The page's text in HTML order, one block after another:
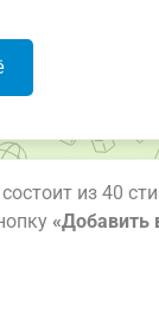
из 40
«Добавить